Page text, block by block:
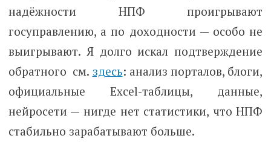
надёжности НПФ проигрывают
госуправлению, а по доходности — особо не
выигрывают. Я долго искал подтверждение
обратного см. здесь: анализ порталов, блоги,
официальные Excel-таблицы, данные,
нейросети — нигде нет статистики, что НПФ
стабильно зарабатывают больше.